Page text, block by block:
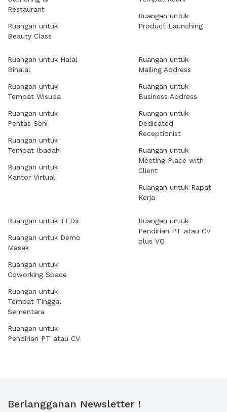
Restaurant
Ruangan untuk
Beauty Class
Ruangan untuk
Product Launching
Ruangan untuk Halal
Bihalal
Ruangan untuk
Tempat Wisuda
Ruangan untuk
Pentas Seni
Ruangan untuk
Tempat Ibadah
Ruangan untuk
Kantor Virtual
Ruangan untuk
Mailing Address
Ruangan untuk
Business Address
Ruangan untuk
Dedicated
Receptionist
Ruangan untuk
Meeting Place with
Client
Ruangan untuk Rapat
Kerja
Ruangan untuk TEDx
Ruangan untuk Demo
Masak
Ruangan untuk
Coworking Space
Ruangan untuk
Tempat Tinggal
Sementara
Ruangan untuk
Pendirian PT atau CV
Ruangan untuk
Pendirian PT atau CV
plus VO
Berlangganan Newsletter !